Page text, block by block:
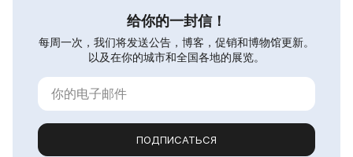
给你的一封信！
每周一次，我们将发送公告，博客，促销和博物馆更新。
以及在你的城市和全国各地的展览。
ПОДПИСАТЬСЯ